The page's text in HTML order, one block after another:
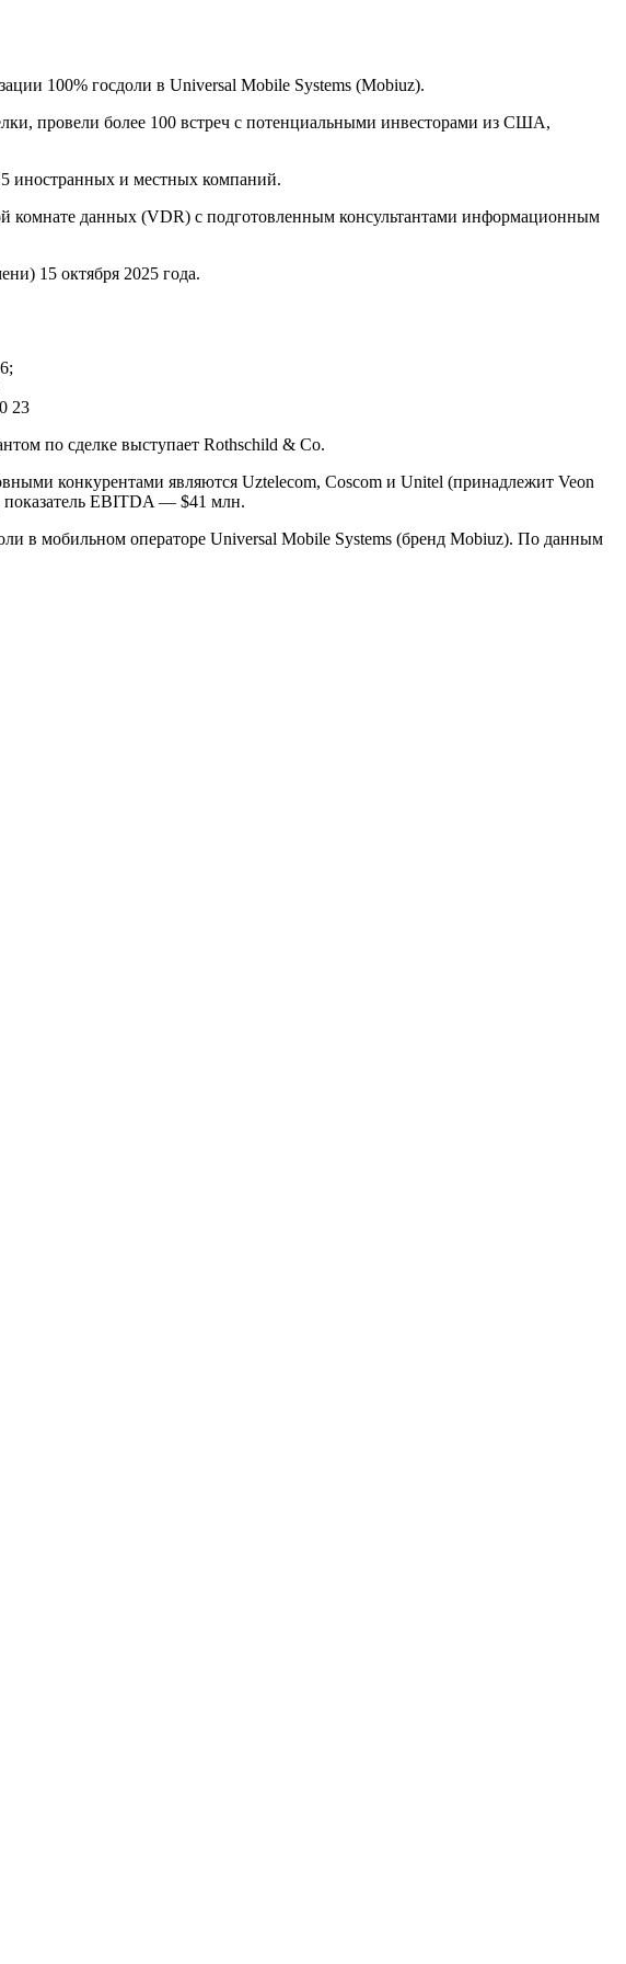
100% госдоли в Universal Mobile Systems (Mobiuz).
провели более 100 встреч с потенциальными инвесторами из США,
иностранных и местных компаний.
комнате данных (VDR) с подготовленным консультантами информационным
15 октября 2025 года.
23
по сделке выступает Rothschild & Co.
конкурентами являются Uztelecom, Coscom и Unitel (принадлежит Veon
EBITDA — $41 млн.
в мобильном операторе Universal Mobile Systems (бренд Mobiuz). По данным